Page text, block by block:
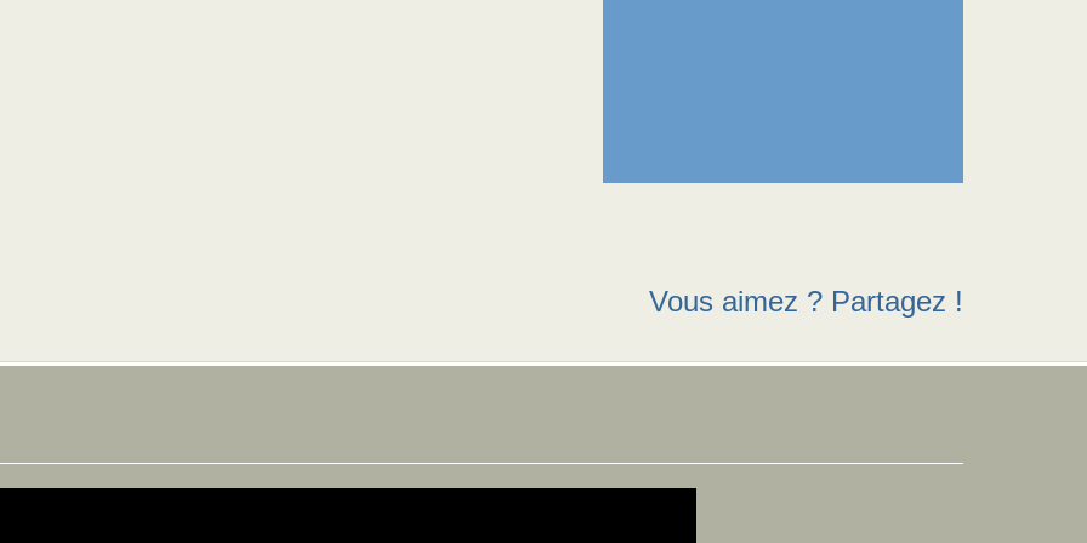
Vous aimez ? Partagez !